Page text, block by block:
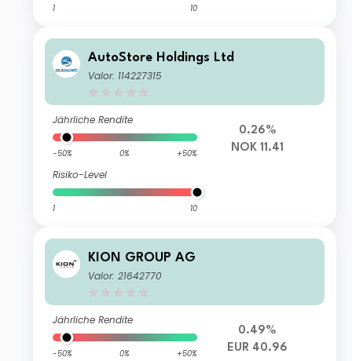
1 10
AutoStore Holdings Ltd
Valor: 114227315
Jährliche Rendite
-50% 0% +50%
Risiko-Level
1 10
0.26%
NOK 11.41
KION GROUP AG
Valor: 21642770
Jährliche Rendite
-50% 0% +50%
0.49%
EUR 40.96